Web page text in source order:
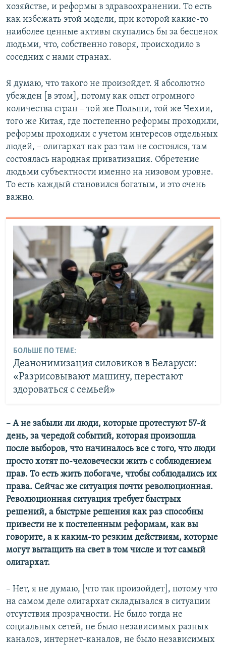
хозяйстве, и реформы в здравоохранении. То есть
как избежать этой модели, при которой какие-то
наиболее ценные активы скупались бы за бесценок
людьми, что, собственно говоря, происходило в
соседних с нами странах.
Я думаю, что такого не произойдет. Я абсолютно
убежден [в этом], потому как опыт огромного
количества стран – той же Польши, той же Чехии,
того же Китая, где постепенно реформы проходили,
реформы проходили с учетом интересов отдельных
людей, – олигархат как раз там не состоялся, там
состоялась народная приватизация. Обретение
людьми субъектности именно на низовом уровне.
То есть каждый становился богатым, и это очень
важно.
БОЛЬШЕ ПО ТЕМЕ:
Деанонимизация силовиков в Беларуси:
«Разрисовывают машину, перестают
здороваться с семьей»
– А не забыли ли люди, которые протестуют 57-й
день, за чередой событий, которая произошла
после выборов, что начиналось все с того, что люди
просто хотят по-человечески жить с соблюдением
прав. То есть жить побогаче, чтобы соблюдались их
права. Сейчас же ситуация почти революционная.
Революционная ситуация требует быстрых
решений, а быстрые решения как раз способны
привести не к постепенным реформам, как вы
говорите, а к каким-то резким действиям, которые
могут вытащить на свет в том числе и тот самый
олигархат.
– Нет, я не думаю, [что так произойдет], потому что
на самом деле олигархат складывался в ситуации
отсутствия прозрачности. Не было тогда не
социальных сетей, не было независимых разных
каналов, интернет-каналов, не было независимых